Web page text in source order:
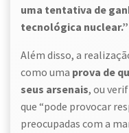
uma tentativa de
tecnológica nuclear.”
Além disso, a
como uma prova de
seus arsenais, ou
que “pode provocar
preocupadas com a